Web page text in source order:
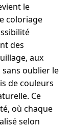
le
coloriage
des
aux
oublier le
de couleurs
Ce
où chaque
selon